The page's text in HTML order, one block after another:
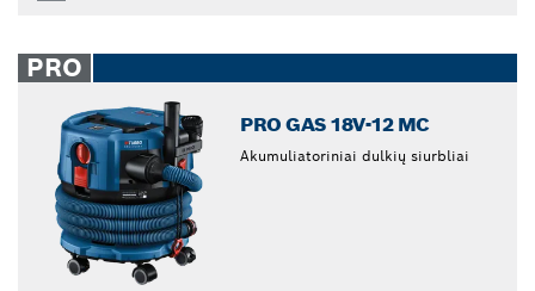
PRO
PRO GAS 18V-12 MC
Akumuliatoriniai dulkių siurbliai